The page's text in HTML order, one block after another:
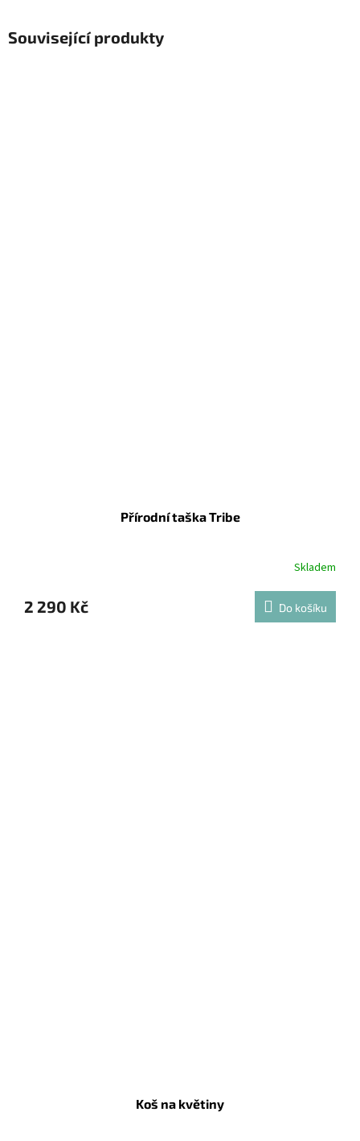
Související produkty
Přírodní taška Tribe
Skladem
2 290 Kč Do košíku
Koš na květiny